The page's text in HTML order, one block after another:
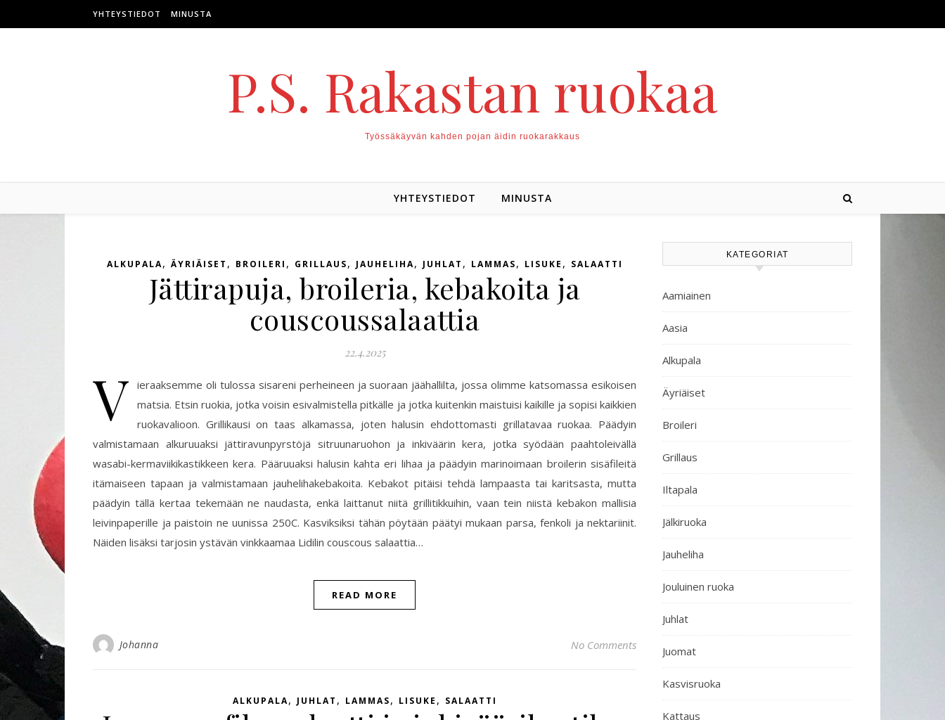
YHTEYSTIEDOT MINUSTA
P.S. Rakastan ruokaa
Työssäkäyvän kahden pojan äidin ruokarakkaus
YHTEYSTIEDOT MINUSTA
ALKUPALA, ÄYRIÄISET , BROILERI , GRILLAUS, JAUHELIHA, JUHLAT , LAMMAS, LISUKE , SALAATTI
Jättirapuja, broileria, kebakoita ja
couscoussalaattia
22.4.2025
V ieraaksemme oli tulossa sisareni perheineen ja suoraan jäähallilta, jossa olimme katsomassa esikoisen
matsia. Etsin ruokia, jotka voisin esivalmistella pitkälle ja jotka kuitenkin maistuisi kaikille ja sopisi kaikkien
ruokavalioon. Grillikausi on taas alkamassa, joten halusin ehdottomasti grillatavaa ruokaa. Päädyin
valmistamaan alkuruuaksi jättiravunpyrstöjä sitruunaruohon ja inkiväärin kera, jotka syödään paahtoleivällä
wasabi-kermaviikikastikkeen kera. Pääruuaksi halusin kahta eri lihaa ja päädyin marinoimaan broilerin sisäfileitä
itämaiseen tapaan ja valmistamaan jauhelihakebakoita. Kebakot pitäisi tehdä lampaasta tai karitsasta, mutta
päädyin tällä kertaa tekemään ne naudasta, enkä laittanut niitä grillitikkuihin, vaan tein niistä kebakon mallisia
leivinpaperille ja paistoin ne uunissa 250C. Kasviksiksi tähän pöytään päätyi mukaan parsa, fenkoli ja nektariinit.
Näiden lisäksi tarjosin ystävän vinkkaamaa Lidilin couscous salaattia…
READ MORE
Johanna No Comments
ALKUPALA, JUHLAT , LAMMAS, LISUKE , SALAATTI
KATEGORIAT
Aamiainen
Aasia
Alkupala
Äyriäiset
Broileri
Grillaus
Iltapala
Jälkiruoka
Jauheliha
Jouluinen ruoka
Juhlat
Juomat
Kasvisruoka
Kattaus